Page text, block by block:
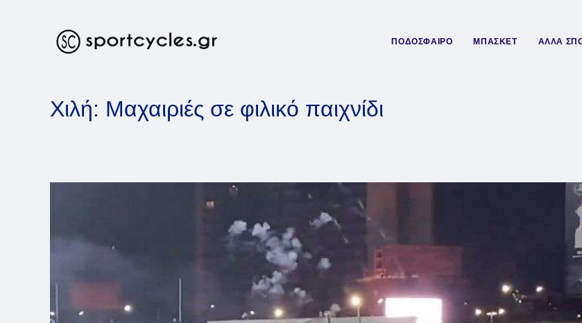
ΠΟΔΟΣΦΑΙΡΟ ΜΠΑΣΚΕΤ ΑΛΛΑ
Χιλή: Μαχαιριές σε φιλικό παιχνίδι